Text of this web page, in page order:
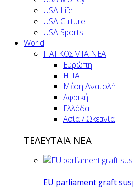
USA Life
USA Culture
USA Sports
World
ΠΑΓΚΟΣΜΙΑ ΝΕΑ
Ευρώπη
ΗΠΑ
Μέση Ανατολή
Αφρική
Ελλάδα
Ασία / Ωκεανία
ΤΕΛΕΥΤΑΙΑ ΝΕΑ
EU parliament graft